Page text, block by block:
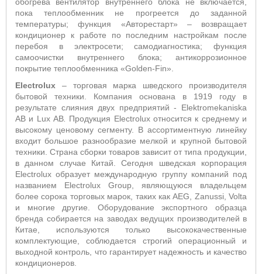
пока теплообменник не прогреется до заданной
температуры; функция «Авторестарт» – возвращает
кондиционер к работе по последним настройкам после
перебоя в электросети;самодиагностика; функция
самоочистки внутреннего блока; антикоррозионное
покрытие теплообменника «Golden-Fin».
Electrolux – торговая марка шведского производителя
бытовой техники. Компания основана в 1919 году в
результате слияния двух предприятий - Elektromekaniska
AB и Lux АВ
Продукция Electrolux относится к среднему и
высокому ценовому сегменту. В ассортиментную линейку
входит большое разнообразие мелкой и крупной бытовой
техники. Страна сборки товаров зависит от типа продукции,
в данном случае Китай. Сегодня шведская корпорация
Electrolux образует международную группу компаний под
названием Electrolux Group, являющуюся владельцем
более сорока торговых марок, таких как AEG, Zanussi, Volta
и многие другие. Оборудованиеэкспортного образца
бренда собирается на заводах ведущих производителей в
Китае, используются только высококачественные
комплектующие, соблюдается строгий операционный и
выходной контроль, что гарантирует надежность и качество
кондиционеров.